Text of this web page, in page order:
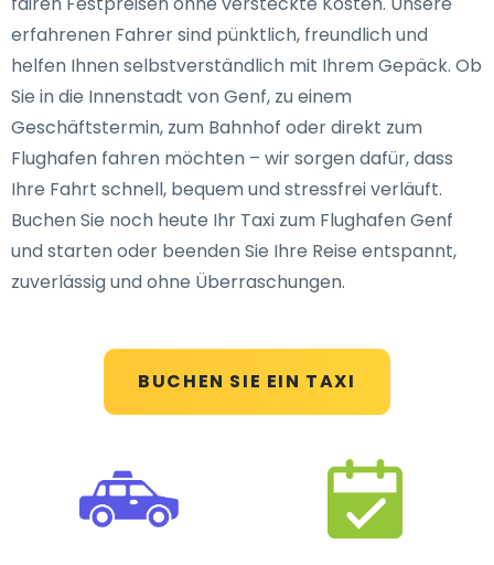
BUCHEN SIE EIN TAXI
erfahrenen Fahrer sind pünktlich, freundlich und
helfen Ihnen selbstverständlich mit Ihrem Gepäck. Ob
Sie in die Innenstadt von Genf, zu einem
Geschäftstermin, zum Bahnhof oder direkt zum
Flughafen fahren möchten – wir sorgen dafür, dass
Ihre Fahrt schnell, bequem und stressfrei verläuft.
Buchen Sie noch heute Ihr Taxi zum Flughafen Genf
und starten oder beenden Sie Ihre Reise entspannt,
zuverlässig und ohne Überraschungen.